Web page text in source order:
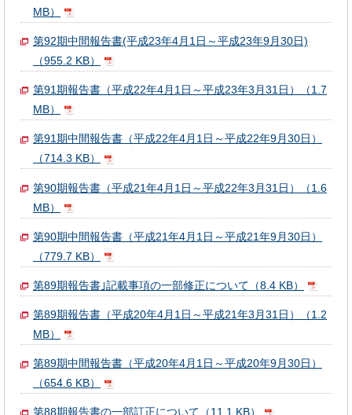
MB）
第92期中間報告書(平成23年4月1日～平成23年9月30日)
（955.2 KB）
第91期報告書（平成22年4月1日～平成23年3月31日）（1.7
MB）
第91期中間報告書（平成22年4月1日～平成22年9月30日）
（714.3 KB）
第90期報告書（平成21年4月1日～平成22年3月31日）（1.6
MB）
第90期中間報告書（平成21年4月1日～平成21年9月30日）
（779.7 KB）
第89期報告書｣記載事項の一部修正について（8.4 KB）
第89期報告書（平成20年4月1日～平成21年3月31日）（1.2
MB）
第89期中間報告書（平成20年4月1日～平成20年9月30日）
（654.6 KB）
第88期報告書の一部訂正について（11.1 KB）